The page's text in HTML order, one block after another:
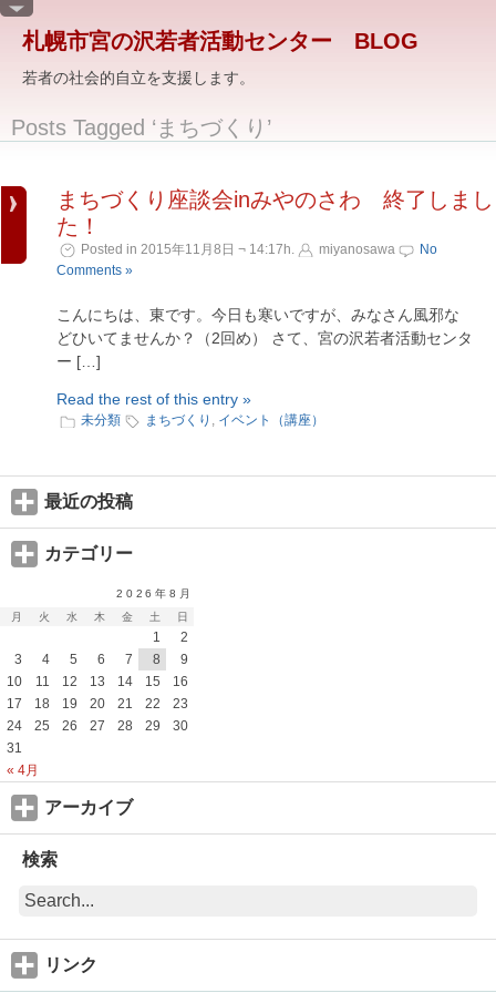
札幌市宮の沢若者活動センター BLOG
若者の社会的自立を支援します。
Posts Tagged ‘まちづくり’
まちづくり座談会inみやのさわ 終了しまし
た！
Posted in 2015年11月8日 ¬ 14:17h. miyanosawa
No
Comments »
こんにちは、東です。今日も寒いですが、みなさん風邪な
どひいてませんか？（2回め） さて、宮の沢若者活動センタ
ー […]
Read the rest of this entry »
未分類 まちづくり , イベント（講座）
最近の投稿
カテゴリー
2026年8月
月
火 水 木 金 土 日
« 4月
1
2
3
4 5 6 7 8
9
10
11 12 13 14 15
16
17
18 19 20 21 22
23
24
25 26 27 28 29
30
31
アーカイブ
検索
リンク